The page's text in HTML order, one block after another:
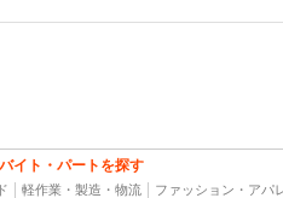
イト・パートを探す
軽作業・製造・物流 ファッション・アパ